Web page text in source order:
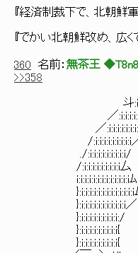
『経済制裁下で、北朝鮮
『でかい北朝鮮改め、広
360 名前： 無茶王
>>358
-
斗:i:i:i:i:i:i:i:／
／:i:i:i:i:i:i:i:i:イ
／:i:i:i:i:i:i:i:i:i厶才¨
/
./
/
}:i:i:i:i:i:i:i:i:i:i:i／ ／
}:i:i:i:i:i:i:i:i:i:/ ¨¨
}:i:i:i:i:i:i:i:i:i{ ￣